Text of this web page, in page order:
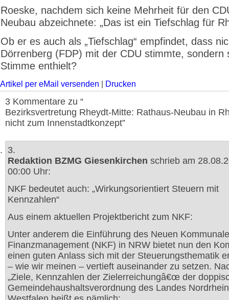
Roeske, nachdem sich keine Mehrheit für den
Neubau abzeichnete: „Das ist ein Tiefschlag für
Ob er es auch als „Tiefschlag“ empfindet, dass
Dörrenberg (FDP) mit der CDU stimmte, sondern
Stimme enthielt?
Artikel per eMail versenden Drucken
3 Kommentare zu “
Bezirksvertretung Rheydt-Mitte: Rathaus-Neubau in
nicht zum Innenstadtkonzept”
3.
Redaktion BZMG Giesenkirchen schrieb am
00:00 Uhr:
NKF bedeutet auch: „Wirkungsorientiert Steuern mit
Kennzahlen“
Aus einem aktuellen Projektbericht zum NKF:
Unter anderem die Einführung des Neuen
Finanzmanagement (NKF) in NRW bietet nun den
einen guten Anlass sich mit der Steuerungsthematik
– wie wir meinen – vertieft auseinander zu setzen.
„Ziele, Kennzahlen der Zielerreichungâ€œ der
Gemeindehaushaltsverordnung des Landes